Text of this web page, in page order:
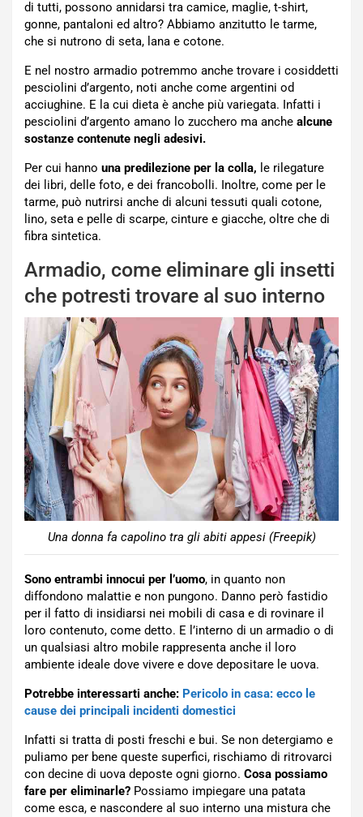
di tutti, possono annidarsi tra camice, maglie, t-shirt,
gonne, pantaloni ed altro? Abbiamo anzitutto le tarme,
che si nutrono di seta, lana e cotone.
E nel nostro armadio potremmo anche trovare i cosiddetti
pesciolini d’argento, noti anche come argentini od
acciughine. E la cui dieta è anche più variegata. Infatti i
pesciolini d’argento amano lo zucchero ma anche alcune
sostanze contenute negli adesivi.
Per cui hanno una predilezione per la colla, le rilegature
dei libri, delle foto, e dei francobolli. Inoltre, come per le
tarme, può nutrirsi anche di alcuni tessuti quali cotone,
lino, seta e pelle di scarpe, cinture e giacche, oltre che di
fibra sintetica.
Armadio, come eliminare gli insetti
che potresti trovare al suo interno
Una donna fa capolino tra gli abiti appesi (Freepik)
Sono entrambi innocui per l’uomo, in quanto non
diffondono malattie e non pungono. Danno però fastidio
per il fatto di insidiarsi nei mobili di casa e di rovinare il
loro contenuto, come detto. E l’interno di un armadio o di
un qualsiasi altro mobile rappresenta anche il loro
ambiente ideale dove vivere e dove depositare le uova.
Potrebbe interessarti anche: Pericolo in casa: ecco le
cause dei principali incidenti domestici
Infatti si tratta di posti freschi e bui. Se non detergiamo e
puliamo per bene queste superfici, rischiamo di ritrovarci
con decine di uova deposte ogni giorno. Cosa possiamo
fare per eliminarle? Possiamo impiegare una patata
come esca, e nascondere al suo interno una mistura che